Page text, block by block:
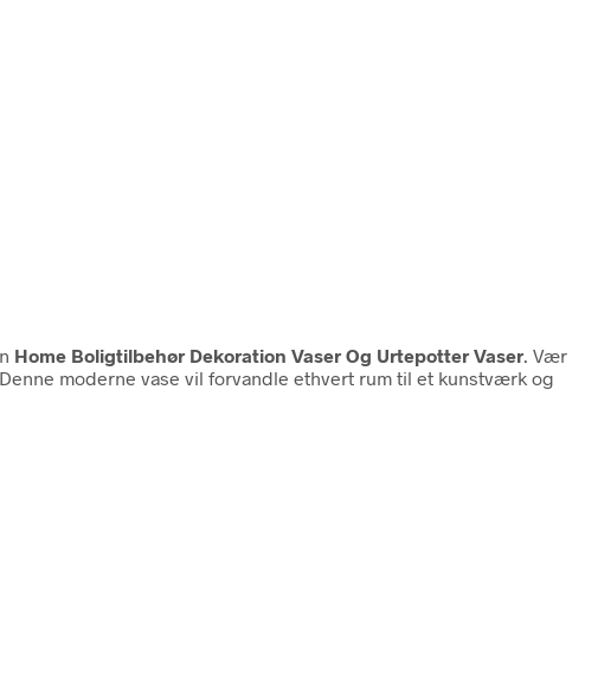
Home Boligtilbehør Dekoration Vaser Og Urtepotter Vaser . Vær
moderne vase vil forvandle ethvert rum til et kunstværk og